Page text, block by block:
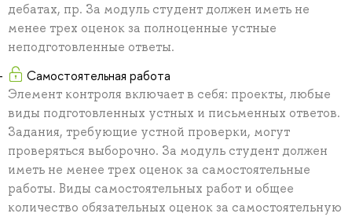
дебатах, пр. За модуль студент должен иметь не
менее трех оценок за полноценные устные
неподготовленные ответы.
Самостоятельная работа
Элемент контроля включает в себя: проекты, любые
виды подготовленных устных и письменных ответов.
Задания, требующие устной проверки, могут
проверяться выборочно. За модуль студент должен
иметь не менее трех оценок за самостоятельные
работы. Виды самостоятельных работ и общее
количество обязательных оценок за самостоятельную